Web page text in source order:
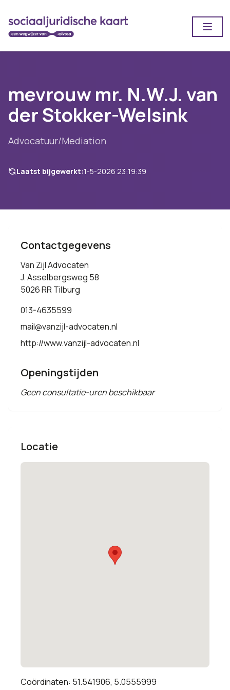
mevrouw mr. N.W.J. van
der Stokker-Welsink
Advocatuur/Mediation
Laatst bijgewerkt:1-5-2026 23:19:39
Contactgegevens
Van Zijl Advocaten
J. Asselbergsweg 58
5026 RR Tilburg
013-4635599
mail@vanzijl-advocaten.nl
http://www.vanzijl-advocaten.nl
Openingstijden
Geen consultatie-uren beschikbaar
Locatie
Coördinaten: 51.541906, 5.0555999